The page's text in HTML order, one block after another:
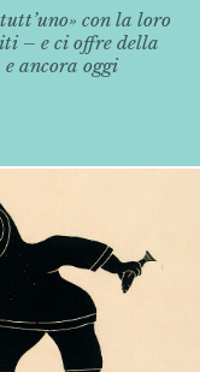
con la loro
– e ci offre della
ancora oggi